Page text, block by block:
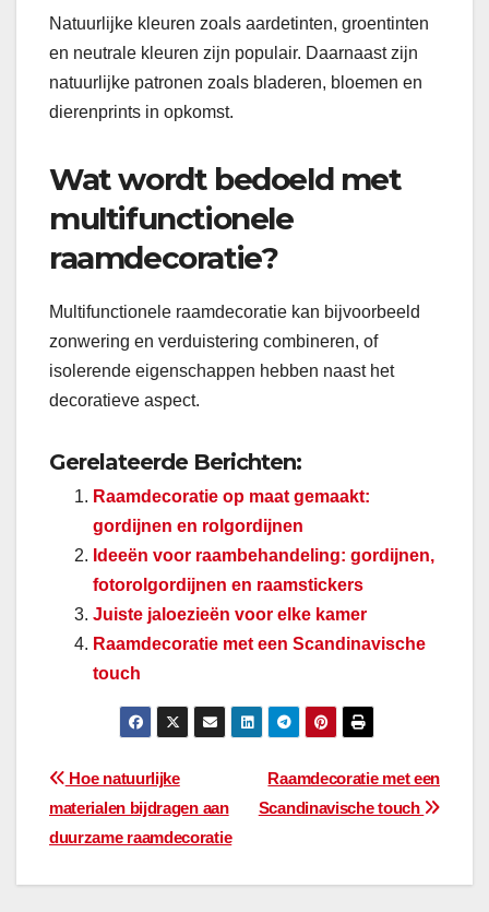
Natuurlijke kleuren zoals aardetinten, groentinten
en neutrale kleuren zijn populair. Daarnaast zijn
natuurlijke patronen zoals bladeren, bloemen en
dierenprints in opkomst.
Wat wordt bedoeld met
multifunctionele
raamdecoratie?
Multifunctionele raamdecoratie kan bijvoorbeeld
zonwering en verduistering combineren, of
isolerende eigenschappen hebben naast het
decoratieve aspect.
Gerelateerde Berichten:
Raamdecoratie op maat gemaakt:
gordijnen en rolgordijnen
Ideeën voor raambehandeling: gordijnen,
fotorolgordijnen en raamstickers
Juiste jaloezieën voor elke kamer
Raamdecoratie met een Scandinavische
touch
Bericht
navigatie
Raamdecoratie met een
Scandinavische touch
Hoe natuurlijke
materialen bijdragen aan
duurzame raamdecoratie